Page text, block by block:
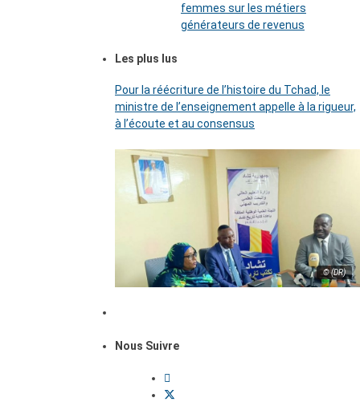
femmes sur les métiers
générateurs de revenus
Les plus lus
Pour la réécriture de l’histoire du Tchad, le
ministre de l’enseignement appelle à la rigueur,
à l’écoute et au consensus
© (DR)
Nous Suivre